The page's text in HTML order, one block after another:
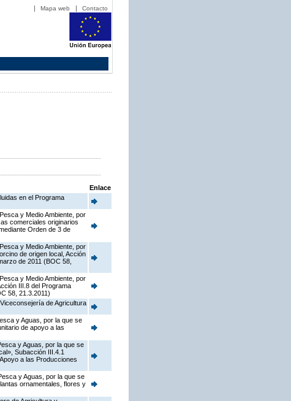
Mapa web Contacto
Enlace
en el Programa
y Medio Ambiente, por
comerciales originarios
Orden de 3 de
y Medio Ambiente, por
de origen local, Acción
de 2011 (BOC 58,
y Medio Ambiente, por
III.8 del Programa
58, 21.3.2011)
de Agricultura
y Aguas, por la que se
de apoyo a las
y Aguas, por la que se
Subacción III.4.1
a las Producciones
y Aguas, por la que se
ornamentales, flores y